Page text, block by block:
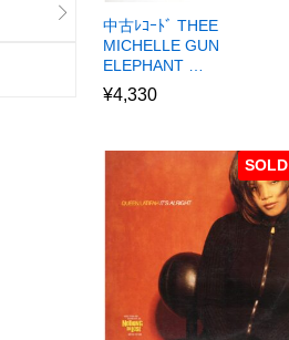
中古ﾚｺｰﾄﾞ THEE
MICHELLE GUN
ELEPHANT …
¥4,330
SOLD